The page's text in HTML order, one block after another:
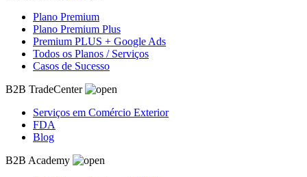
Plano Premium
Plano Premium Plus
Premium PLUS + Google Ads
Todos os Planos / Serviços
Casos de Sucesso
B2B TradeCenter
Serviços em Comércio Exterior
FDA
Blog
B2B Academy